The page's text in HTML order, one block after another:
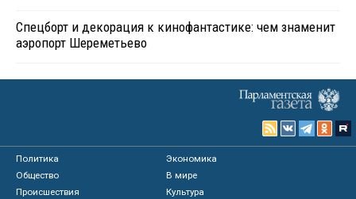
Спецборт и декорация к кинофантастике: чем знаменит
аэропорт Шереметьево
Политика
Экономика
Общество
В мире
Происшествия
Культура